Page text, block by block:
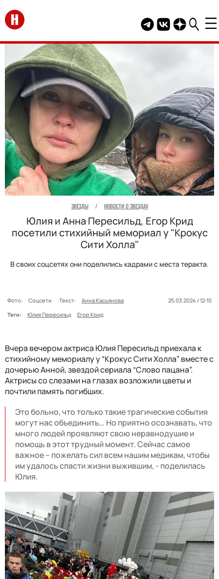
Перейти на главную
Telegram канал
Группа HELLO
Канал
ЗВЕЗДЫ / НОВОСТИ О ЗВЕЗДАХ
Юлия и Анна Пересильд, Егор Крид
посетили стихийный мемориал у "Крокус
Сити Холла"
В своих соцсетях они поделились кадрами с места теракта.
Фото: Соцсети Текст: Анна Касьянова
25.03.2024 / 12:10
Теги:
Юлия Пересильд Егор Крид
Вчера вечером актриса Юлия Пересильд приехала к
стихийному мемориалу у “Крокус Сити Холла” вместе с
дочерью Анной, звездой сериала “Слово пацана”.
Актрисы со слезами на глазах возложили цветы и
почтили память погибших.
Это больно, что только такие трагические события
могут нас объединить… Но приятно осознавать, что
много людей проявляют свою неравнодушие и
помощь в этот трудный момент. Сейчас самое
важное – пожелать сил всем нашим медикам, чтобы
им удалось спасти жизни выжившим, - поделилась
Юлия.